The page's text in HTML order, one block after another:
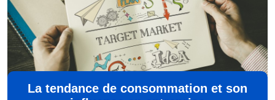
La tendance de consommation et son